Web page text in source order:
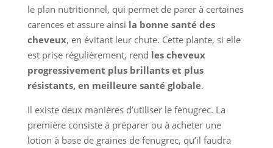
le plan nutritionnel, qui permet de parer à certaines
carences et assure ainsi la bonne santé des
cheveux, en évitant leur chute. Cette plante, si elle
est prise régulièrement, rend les cheveux
progressivement plus brillants et plus
résistants, en meilleure santé globale.
Il existe deux manières d’utiliser le fenugrec. La
première consiste à préparer ou à acheter une
lotion à base de graines de fenugrec, qu’il faudra